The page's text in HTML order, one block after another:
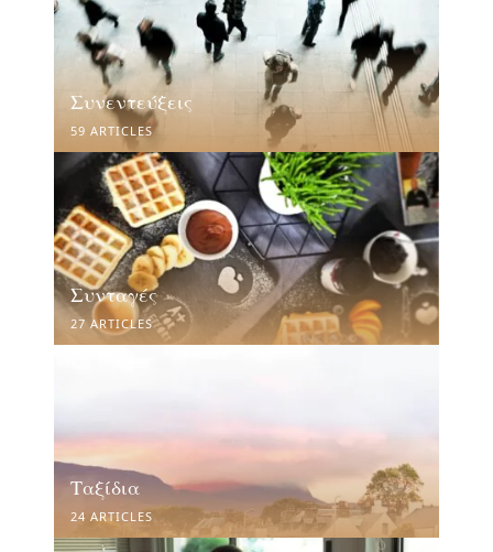
Συνεντεύξεις
59 ARTICLES
Συνταγές
27 ARTICLES
Ταξίδια
24 ARTICLES